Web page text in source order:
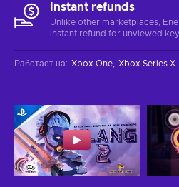
Instant refunds
Unlike other marketplaces,
instant refund for unviewed
Работает на: Xbox One Xbox Series X